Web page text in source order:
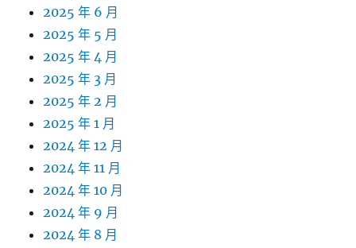
2025 年 6 月
2025 年 5 月
2025 年 4 月
2025 年 3 月
2025 年 2 月
2025 年 1 月
2024 年 12 月
2024 年 11 月
2024 年 10 月
2024 年 9 月
2024 年 8 月